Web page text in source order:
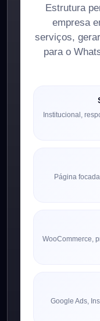
Estrutura
empresa
serviços,
para o
Institucional,
Página
WooCommerce,
Google Ads,